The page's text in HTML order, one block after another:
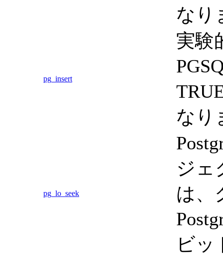
なり
pg_insert
実験
なり
pg_lo_seek
ジェ
は、
ビッ